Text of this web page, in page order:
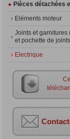
Pièces détachées
Eléments moteur
Joints et garnitures
et pochette de
Electrique